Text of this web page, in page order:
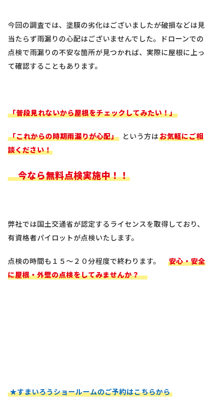
今回の調査では、塗膜の劣化はございましたが破損などは見
当たらず雨漏りの心配はございませんでした。ドローンでの
点検で雨漏りの不安な箇所が見つかれば、実際に屋根に上っ
て確認することもあります。
「普段見れないから屋根をチェックしてみたい！」
「これからの時期雨漏りが心配」 という方はお気軽にご相
談ください！
今なら無料点検実施中！！
弊社では国土交通省が認定するライセンスを取得しており、
有資格者パイロットが点検いたします。
点検の時間も１５～２０分程度で終わります。 安心・安全
に屋根・外壁の点検をしてみませんか？
★すまいろうショールームのご予約はこちらから